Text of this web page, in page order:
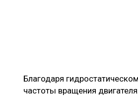
Благодаря
частоты вращения